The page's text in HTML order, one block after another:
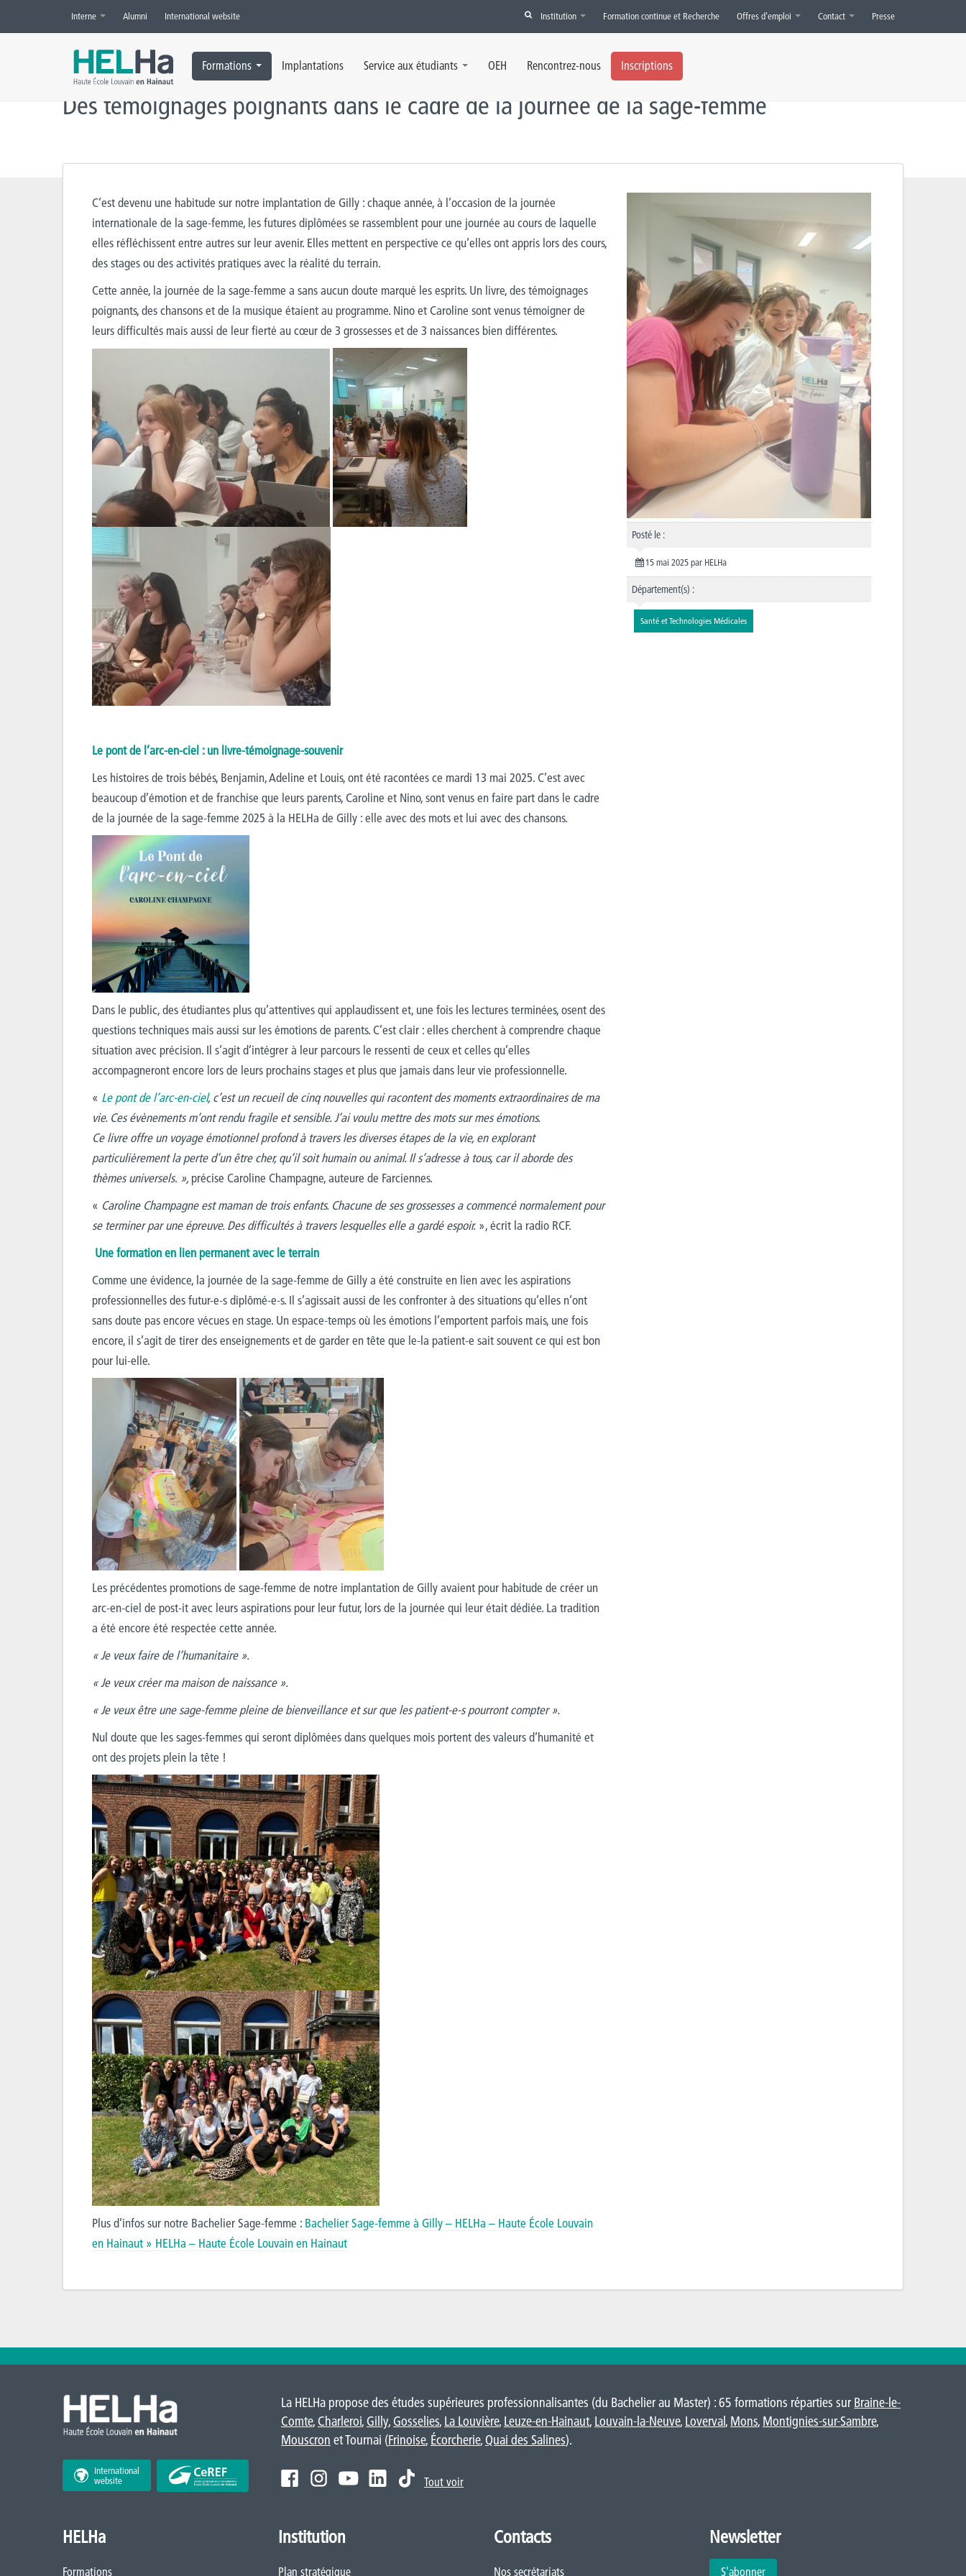
Interne Alumni International website Institution Formation continue et Recherche Offres d’emploi Contact Presse
Formations Implantations Service aux étudiants OEH Rencontrez-nous Inscriptions
Accueil » Actualités » Santé et Technologies Médicales Des témoignages poignants dans le cadre de la journée de la sage-femme
Des témoignages poignants dans le cadre de la journée de la sage-femme
C’est devenu une habitude sur notre implantation de Gilly : chaque année, à l’occasion de la journée
internationale de la sage-femme, les futures diplômées se rassemblent pour une journée au cours de laquelle
elles réfléchissent entre autres sur leur avenir. Elles mettent en perspective ce qu’elles ont appris lors des cours,
des stages ou des activités pratiques avec la réalité du terrain.
Cette année, la journée de la sage-femme a sans aucun doute marqué les esprits. Un livre, des témoignages
poignants, des chansons et de la musique étaient au programme. Nino et Caroline sont venus témoigner de
leurs difficultés mais aussi de leur fierté au cœur de 3 grossesses et de 3 naissances bien différentes.
Le pont de l’arc-en-ciel : un livre-témoignage-souvenir
Les histoires de trois bébés, Benjamin, Adeline et Louis, ont été racontées ce mardi 13 mai 2025. C’est avec
beaucoup d’émotion et de franchise que leurs parents, Caroline et Nino, sont venus en faire part dans le cadre
de la journée de la sage-femme 2025 à la HELHa de Gilly : elle avec des mots et lui avec des chansons.
Dans le public, des étudiantes plus qu’attentives qui applaudissent et, une fois les lectures terminées, osent des
questions techniques mais aussi sur les émotions de parents. C’est clair : elles cherchent à comprendre chaque
situation avec précision. Il s’agit d’intégrer à leur parcours le ressenti de ceux et celles qu’elles
accompagneront encore lors de leurs prochains stages et plus que jamais dans leur vie professionnelle.
« Le pont de l’arc-en-ciel, c’est un recueil de cinq nouvelles qui racontent des moments extraordinaires de ma
vie. Ces évènements m’ont rendu fragile et sensible. J’ai voulu mettre des mots sur mes émotions.
Ce livre offre un voyage émotionnel profond à travers les diverses étapes de la vie, en explorant
particulièrement la perte d’un être cher, qu’il soit humain ou animal. Il s’adresse à tous, car il aborde des
thèmes universels. »,précise Caroline Champagne, auteure de Farciennes.
« Caroline Champagne est maman de trois enfants. Chacune de ses grossesses a commencé normalement pour
se terminer par une épreuve. Des difficultés à travers lesquelles elle a gardé espoir. », écrit la radio RCF.
Une formation en lien permanent avec le terrain
Comme une évidence, la journée de la sage-femme de Gilly a été construite en lien avec les aspirations
professionnelles des futur-e-s diplômé-e-s. Il s’agissait aussi de les confronter à des situations qu’elles n’ont
sans doute pas encore vécues en stage. Un espace-temps où les émotions l’emportent parfois mais, une fois
encore, il s’agit de tirer des enseignements et de garder en tête que le-la patient-e sait souvent ce qui est bon
pour lui-elle.
Les précédentes promotions de sage-femme de notre implantation de Gilly avaient pour habitude de créer un
arc-en-ciel de post-it avec leurs aspirations pour leur futur, lors de la journée qui leur était dédiée. La tradition
a été encore été respectée cette année.
« Je veux faire de l’humanitaire ».
« Je veux créer ma maison de naissance ».
« Je veux être une sage-femme pleine de bienveillance et sur que les patient-e-s pourront compter ».
Nul doute que les sages-femmes qui seront diplômées dans quelques mois portent des valeurs d’humanité et
ont des projets plein la tête !
Plus d’infos sur notre Bachelier Sage-femme : Bachelier Sage-femme à Gilly – HELHa – Haute École Louvain
en Hainaut » HELHa – Haute École Louvain en Hainaut
Posté le :
15 mai 2025par HELHa
Département(s) :
Santé et Technologies Médicales
International
website
La HELHa propose des études supérieures professionnalisantes (du Bachelier au Master) : 65 formations réparties surBraine-le-
Comte, Charleroi, Gilly, Gosselies, La Louvière, Leuze-en-Hainaut, Louvain-la-Neuve, Loverval, Mons, Montignies-sur-Sambre,
Mouscron et Tournai (Frinoise, Écorcherie, Quai des Salines).
Tout voir
HELHa
Formations
Institution
Plan stratégique
Contacts
Nos secrétariats
Newsletter
S'abonner